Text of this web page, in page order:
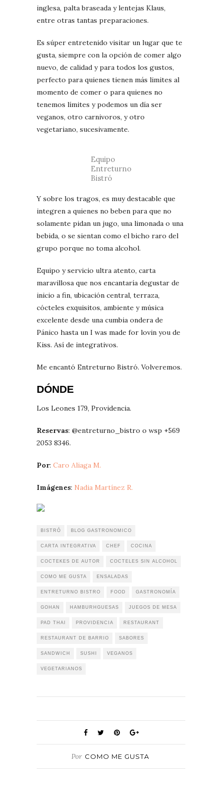
inglesa, palta braseada y lentejas Klaus,
entre otras tantas preparaciones.
Es súper entretenido visitar un lugar que te
gusta, siempre con la opción de comer algo
nuevo, de calidad y para todos los gustos,
perfecto para quienes tienen más limites al
momento de comer o para quienes no
tenemos límites y podemos un día ser
veganos, otro carnivoros, y otro
vegetariano, sucesivamente.
Equipo
Entreturno
Bistró
Y sobre los tragos, es muy destacable que
integren a quienes no beben para que no
solamente pidan un jugo, una limonada o una
bebida, o se sientan como el bicho raro del
grupo porque no toma alcohol.
Equipo y servicio ultra atento, carta
maravillosa que nos encantaría degustar de
inicio a fin, ubicación central, terraza,
cócteles exquisitos, ambiente y música
excelente desde una cumbia ondera de
Pánico hasta un I was made for lovin you de
Kiss. Así de integrativos.
Me encantó Entreturno Bistró. Volveremos.
DÓNDE
Los Leones 179, Providencia.
Reservas: @entreturno_bistro o wsp +569
2053 8346.
Por: Caro Aliaga M.
Imágenes: Nadia Martínez R.
BISTRÓ BLOG GASTRONOMICO
CARTA INTEGRATIVA CHEF COCINA
COCTEKES DE AUTOR COCTELES SIN ALCOHOL
COMO ME GUSTA ENSALADAS
ENTRETURNO BISTRO FOOD GASTRONOMÍA
GOHAN HAMBURHGUESAS JUEGOS DE MESA
PAD THAI PROVIDENCIA RESTAURANT
RESTAURANT DE BARRIO SABORES
SANDWICH SUSHI VEGANOS
VEGETARIANOS
Por COMO ME GUSTA